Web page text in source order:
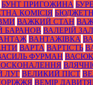
БУНТ ПРИГОЖИНА
КОМІСІЯ
ВАЖКИЙ СТАН
БАРАНОВ ВАЛЕРІЙ
ВАНТАЖІВКА
ВАРТА ВАРТІСТЬ
ФУРМАН ВАСЮК
ЛУГ ВЕЛИКИЙ ПІСТ
ВЕМІР